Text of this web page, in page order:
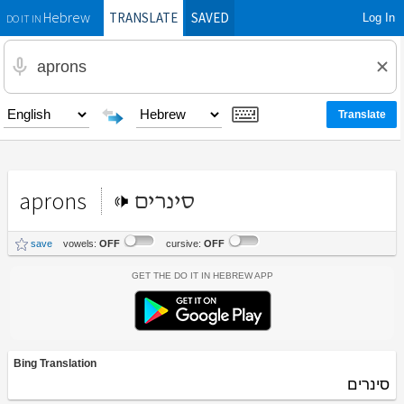
DO IT INHebrewTRANSLATE SAVED Log In
aprons סינרים
save vowels: OFF cursive: OFF
Get the Do It In Hebrew App
Bing Translation
סינרים